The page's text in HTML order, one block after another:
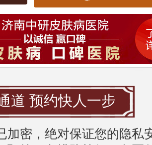
。
建议选择专科医院进行诊
以下几种方式进行：
许多大型医院都有在线挂
道 预约快人一步
加密，绝对保证您的隐私